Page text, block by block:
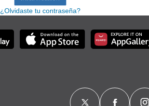
¿Olvidaste tu contraseña?